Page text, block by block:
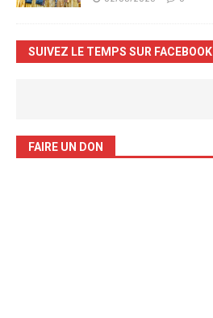
SUIVEZ LE TEMPS SUR FACEBOOK
FAIRE UN DON